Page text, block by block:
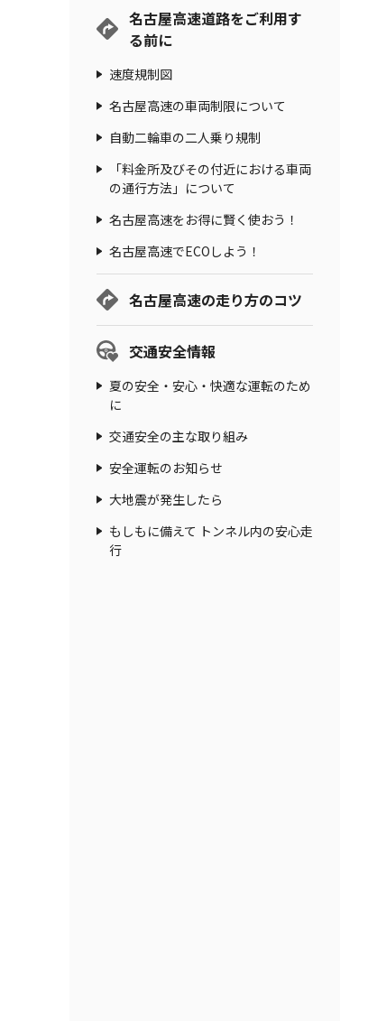
名古屋高速道路をご利用す
る前に
速度規制図
名古屋高速の車両制限について
自動二輪車の二人乗り規制
「料金所及びその付近における車両
の通行方法」について
名古屋高速をお得に賢く使おう！
名古屋高速でECOしよう！
名古屋高速の走り方のコツ
交通安全情報
夏の安全・安心・快適な運転のため
に
交通安全の主な取り組み
安全運転のお知らせ
大地震が発生したら
もしもに備えて トンネル内の安心走
行